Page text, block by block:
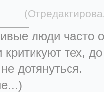
люди часто
критикуют тех,
дотянуться.